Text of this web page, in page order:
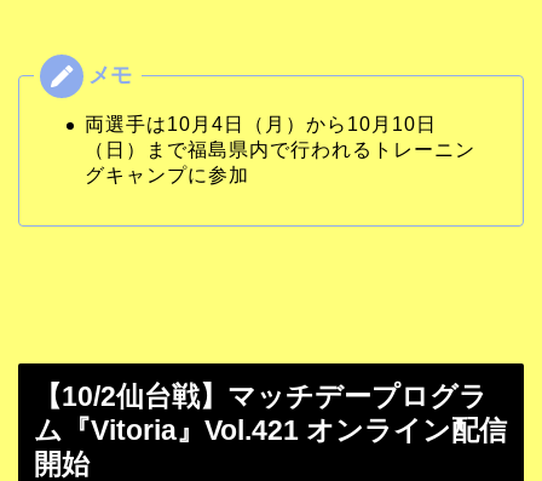
両選手は10月4日（月）から10月10日
（日）まで福島県内で行われるトレーニン
グキャンプに参加
【10/2仙台戦】マッチデープログラ
ム『Vitoria』Vol.421 オンライン配信
開始